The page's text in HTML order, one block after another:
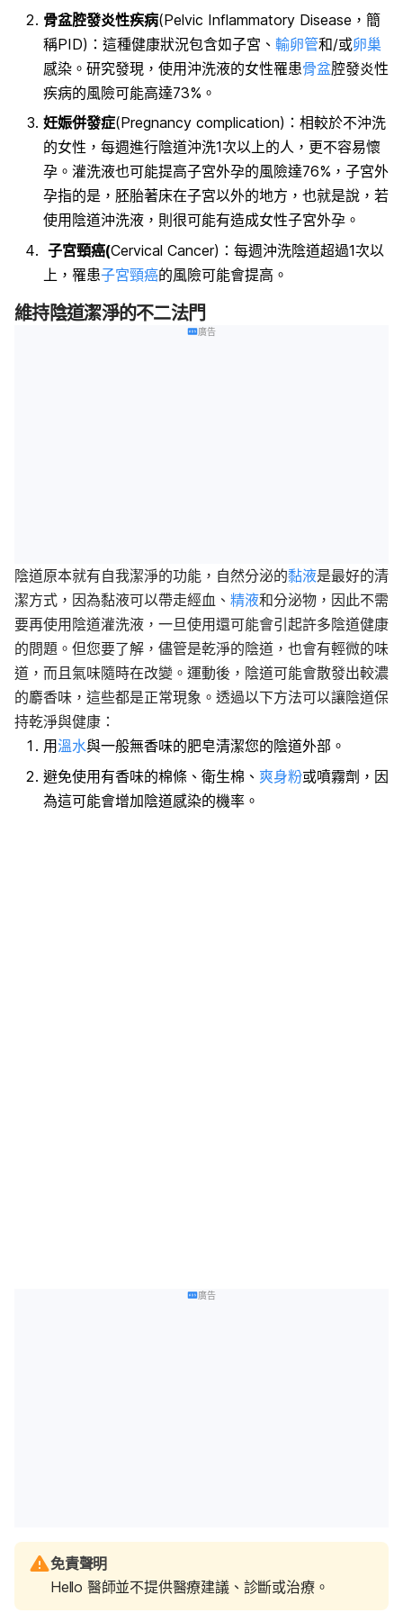
骨盆腔發炎性疾病(Pelvic Inflammatory Disease ，簡
稱PID) ：這種健康狀況包含如子宮、 輸卵管和/或卵巢
感染。研究發現，使用沖洗液的女性罹患骨盆腔發炎性
疾病的風險可能高達73% 。
妊娠併發症(Pregnancy complication) ：相較於不沖洗
的女性，每週進行陰道沖洗1次以上的人，更不容易懷
孕。灌洗液也可能提高子宮外孕的風險達76% ，子宮外
孕指的是，胚胎著床在子宮以外的地方 ，也就是說， 若
使用陰道沖洗液，則很可能有造成女性子宮外孕 。
子宮頸癌(Cervical Cancer) ：每週沖洗陰道超過1次以
上，罹患子宮頸癌的風險可能會提高。
維持陰道潔淨的不二法門
廣告
陰道原本就有自我潔淨的功能，自然分泌的黏液是最好的清
潔方式，因為黏液可以帶走經血、 精液和分泌物，因此不需
要再使用陰道灌洗液，一旦使用還可能會引起許多陰道健康
的問題。但您要了解，儘管是乾淨的陰道，也會有輕微的味
道，而且氣味隨時在改變。運動後，陰道可能會散發出較濃
的麝香味，這些都是正常現象。透過以下方法可以讓陰道保
持乾淨與健康：
用 溫水與一般無香味的肥皂清潔您的陰道外部。
避免使用有香味的棉條、衛生棉、 爽身粉或噴霧劑，因
為這可能會增加陰道感染的機率。
廣告
免責聲明
Hello 醫師並不提供醫療建議、診斷或治療。